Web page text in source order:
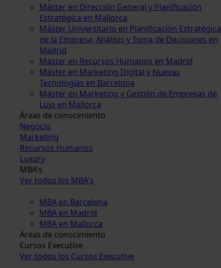
Máster en Dirección General y Planificación
Estratégica en Mallorca
Máster Universitario en Planificación Estratégica
de la Empresa, Análisis y Toma de Decisiones en
Madrid
Máster en Recursos Humanos en Madrid
Máster en Marketing Digital y Nuevas
Tecnologías en Barcelona
Máster en Marketing y Gestión de Empresas de
Lujo en Mallorca
Áreas de conocimiento
Negocio
Marketing
Recursos Humanos
Luxury
MBA's
Ver todos los MBA's
MBA en Barcelona
MBA en Madrid
MBA en Mallorca
Áreas de conocimiento
Cursos Executive
Ver todos los Cursos Executive